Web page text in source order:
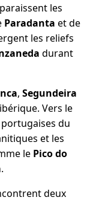
les
Paradanta et de
les reliefs
durant
, Segundeira
Vers le
du
et les
le Pico do
.
deux